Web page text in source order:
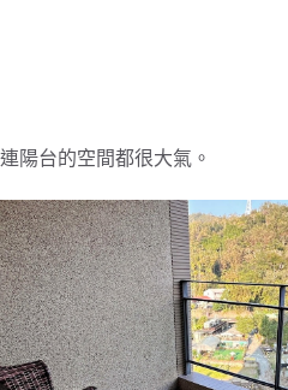
連陽台的空間都很大氣。